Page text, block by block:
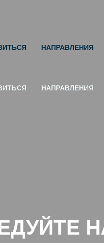
НАПРАВЛЕНИЯ
НАПРАВЛЕНИЯ
НАПРАВЛЕНИЯ